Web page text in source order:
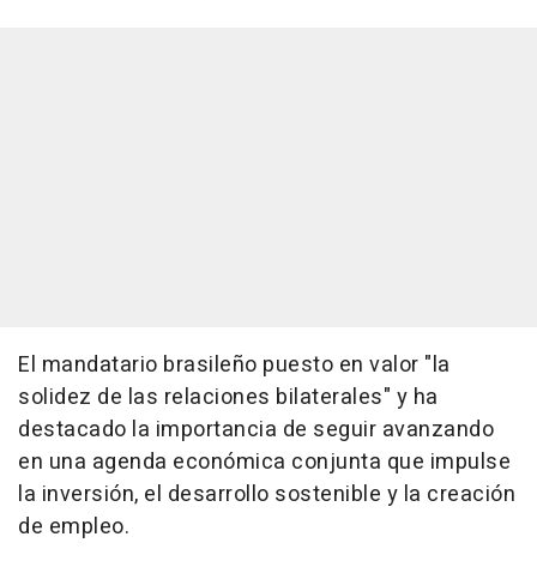
El mandatario brasileño puesto en valor "la
solidez de las relaciones bilaterales" y ha
destacado la importancia de seguir avanzando
en una agenda económica conjunta que impulse
la inversión, el desarrollo sostenible y la creación
de empleo.